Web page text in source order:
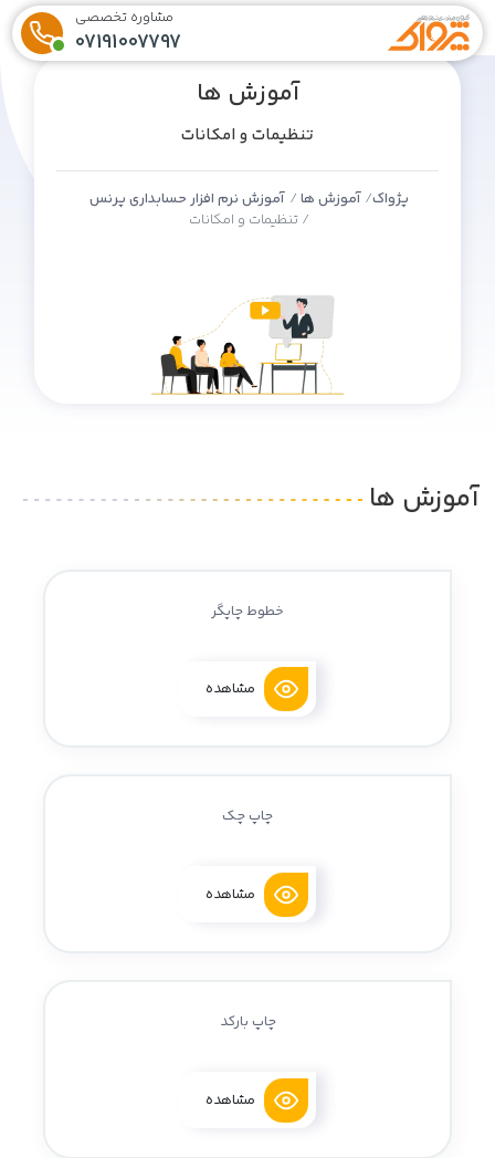
مشاوره تخصصی
07191007797
آموزش ها
تنظیمات و امکانات
پژواک آموزش ها
آموزش نرم افزار حسابداری پرنس
تنظیمات و امکانات
آموزش ها
خطوط چاپگر
مشاهده
چاپ چک
مشاهده
چاپ بارکد
مشاهده